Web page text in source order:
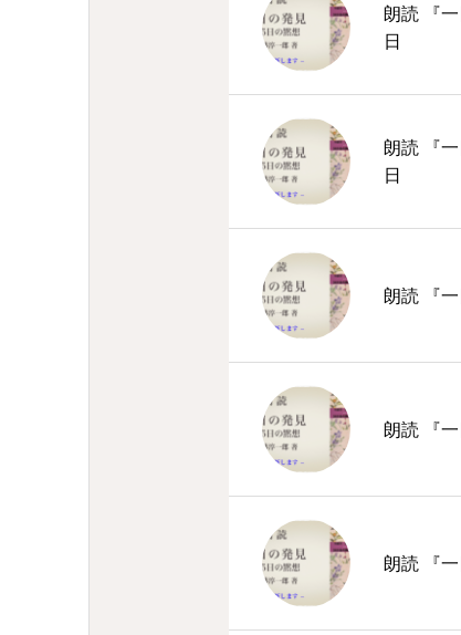
朗読 『
日
朗読 『
日
朗読 『
朗読 『
朗読 『